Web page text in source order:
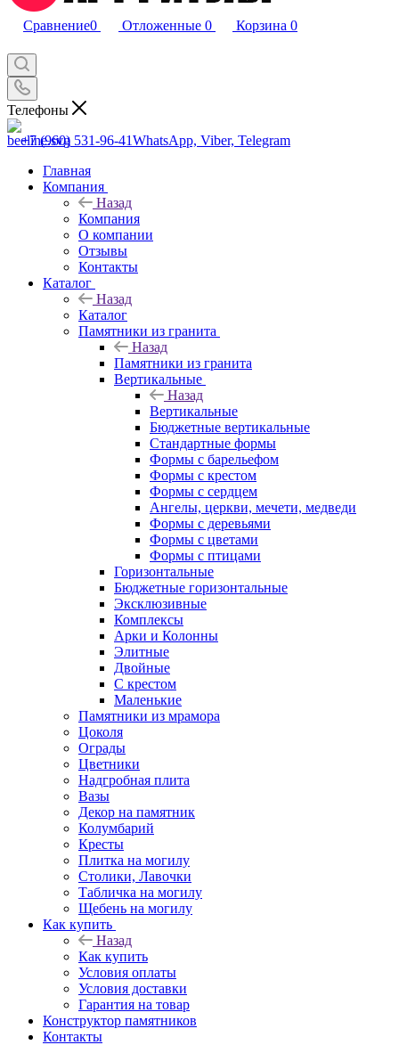
Сравнение0 Отложенные 0 Корзина 0
Телефоны
+7 (960) 531-96-41WhatsApp, Viber, Telegram
Главная
Компания
Назад
Компания
О компании
Отзывы
Контакты
Каталог
Назад
Каталог
Памятники из гранита
Назад
Памятники из гранита
Вертикальные
Назад
Вертикальные
Бюджетные вертикальные
Стандартные формы
Формы с барельефом
Формы с крестом
Формы с сердцем
Ангелы, церкви, мечети, медведи
Формы с деревьями
Формы с цветами
Формы с птицами
Горизонтальные
Бюджетные горизонтальные
Эксклюзивные
Комплексы
Арки и Колонны
Элитные
Двойные
С крестом
Маленькие
Памятники из мрамора
Цоколя
Ограды
Цветники
Надгробная плита
Вазы
Декор на памятник
Колумбарий
Кресты
Плитка на могилу
Столики, Лавочки
Табличка на могилу
Щебень на могилу
Как купить
Назад
Как купить
Условия оплаты
Условия доставки
Гарантия на товар
Конструктор памятников
Контакты